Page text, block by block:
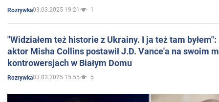
Rozrywka03.03.2025 19:21 1
"Widziałem też historie z Ukrainy. I ja też tam
aktor Misha Collins postawił J.D. Vance'a na swoim
kontrowersjach w Białym Domu
Rozrywka03.03.2025 15:55 5